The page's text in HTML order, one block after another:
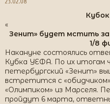
«
Зенит» будет мстить
1/8
Накануне состоялись
Кубка УЕФА. По их итогам
петербургский «Зенит»
встретится с
«Олимпиком» из Марселя.
пройдут 6 марта,